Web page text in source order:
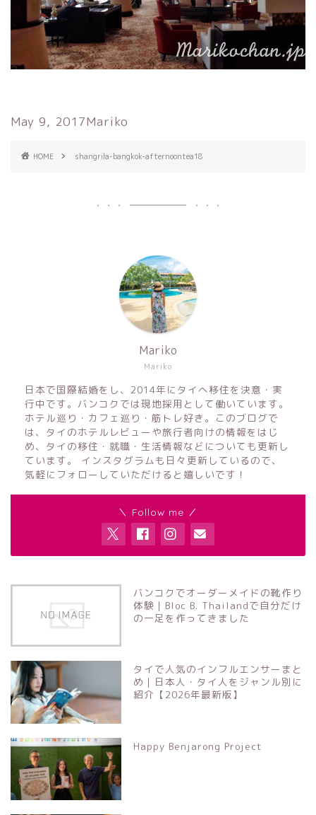
May 9, 2017Mariko
HOME shangrila-bangkok-afternoontea18
Mariko
Mariko
日本で国際結婚をし、2014年にタイへ移住を決意・実
行中です。バンコクでは現地採用として働いています。
ホテル巡り・カフェ巡り・筋トレ好き。このブログで
は、タイのホテルレビューや旅行者向けの情報をはじ
め、タイの移住・就職・生活情報などについても更新し
ています。 インスタグラムも日々更新しているので、
気軽にフォローしていただけると嬉しいです！
＼ Follow me ／
バンコクでオーダーメイドの靴作り
体験｜Bloc B. Thailandで自分だけ
の一足を作ってきました
タイで人気のインフルエンサーまと
め｜日本人・タイ人をジャンル別に
紹介【2026年最新版】
Happy Benjarong Project